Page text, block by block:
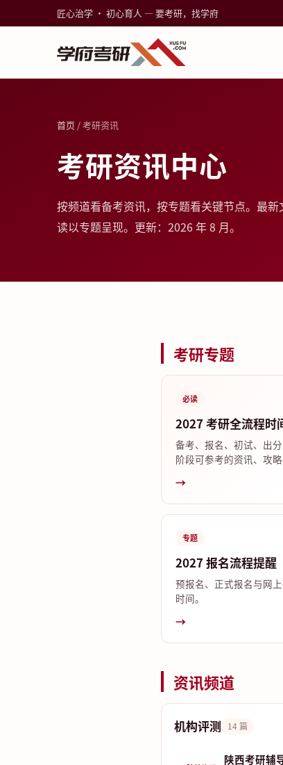
匠心治学 · 初心育人 — 要考研，找学府
首页 / 考研资讯
考研资讯中心
按频道看备考资讯，按专题看关键节点。最
读以专题呈现。更新：2026 年 8 月。
考研专题
必读
2027 考研全流程时
备考、报名、初试、出
阶段可参考的资讯、攻略
→
专题
2027 报名流程提醒
预报名、正式报名与网
时间。
→
资讯频道
机构评测 14 篇
陕西考研辅